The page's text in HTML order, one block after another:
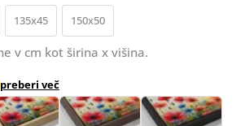
135x45 150x50
v cm kot širina x višina.
preberi več